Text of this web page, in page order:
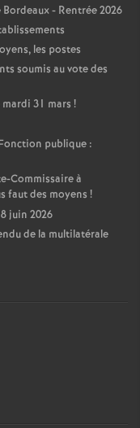
- Rentrée 2026
les postes
soumis au vote des
31 mars !
publique :
Commissaire à
faut des moyens !
juin 2026
de la multilatérale